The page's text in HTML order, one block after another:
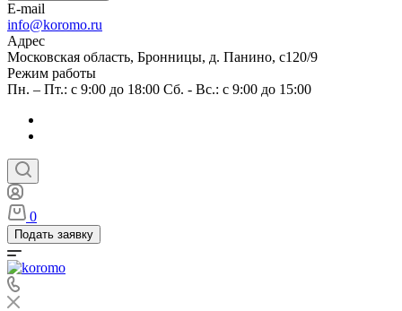
E-mail
info@koromo.ru
Адрес
Московская область, Бронницы, д. Панино, с120/9
Режим работы
Пн. – Пт.: с 9:00 до 18:00 Сб. - Вс.: с 9:00 до 15:00
0
Подать заявку